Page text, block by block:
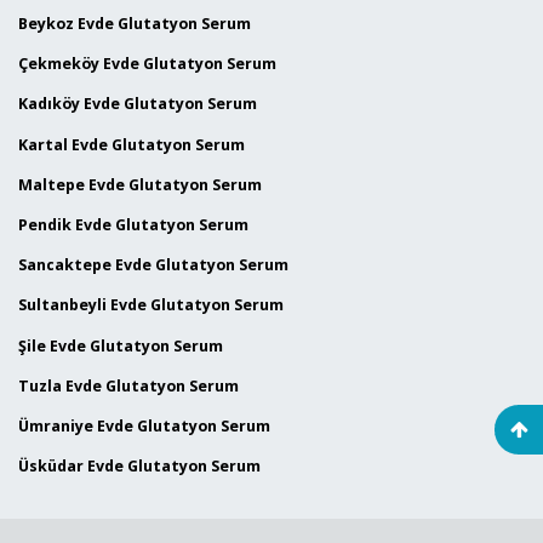
Beykoz Evde Glutatyon Serum
Çekmeköy Evde Glutatyon Serum
Kadıköy Evde Glutatyon Serum
Kartal Evde Glutatyon Serum
Maltepe Evde Glutatyon Serum
Pendik Evde Glutatyon Serum
Sancaktepe Evde Glutatyon Serum
Sultanbeyli Evde Glutatyon Serum
Şile Evde Glutatyon Serum
Tuzla Evde Glutatyon Serum
Ümraniye Evde Glutatyon Serum
Üsküdar Evde Glutatyon Serum